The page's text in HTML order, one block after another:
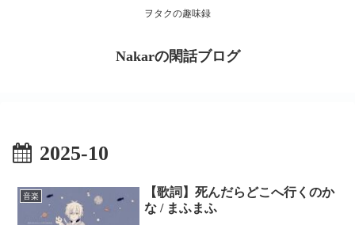
ヲタクの趣味録
Nakarの閑話ブログ
2025-10
音楽
【歌詞】死んだらどこへ行くのか
な / まふまふ